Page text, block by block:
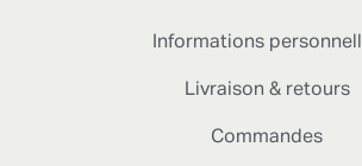
Informations
Livraison & retours
Commandes